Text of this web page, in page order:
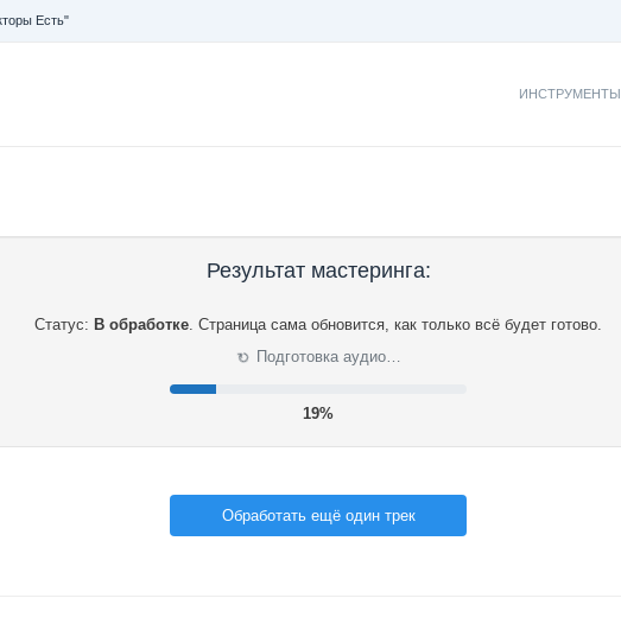
Есть"
ИНСТРУМЕНТЫ
Результат мастеринга:
Статус: В обработке. Страница сама обновится, как только всё будет готово.
⟳ Подготовка аудио…
20%
Обработать ещё один трек